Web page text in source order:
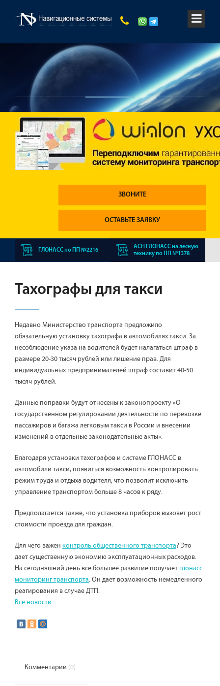
ЗВОНИТЕ
ОСТАВЬТЕ ЗАЯВКУ
ГЛОНАСС по ПП №2216
АСН ГЛОНАСС на лесную
технику по ПП №1378
Тахографы для такси
Недавно Министерство транспорта предложило
обязательную установку тахографа в автомобилях такси. За
несоблюдение указа на водителей будет налагаться штраф в
размере 20-30 тысяч рублей или лишение прав. Для
индивидуальных предпринимателей штраф составит 40-50
тысяч рублей.
Данные поправки будут отнесены к законопроекту «О
государственном регулировании деятельности по перевозке
пассажиров и багажа легковым такси в России и внесении
изменений в отдельные законодательные акты».
Благодаря установки тахографов и системе ГЛОНАСС в
автомобили такси, появиться возможность контролировать
режим труда и отдыха водителя, что позволит исключить
управление транспортом больше 8 часов к ряду.
Предполагается также, что установка приборов вызовет рост
стоимости проезда для граждан.
Для чего важен контроль общественного транспорта? Это
дает существенную экономию эксплуатационных расходов.
На сегодняшний день все большее развитие получает глонасс
мониторинг транспорта. Он дает возможность немедленного
реагирования в случае ДТП.
Все новости
Комментарии (0)